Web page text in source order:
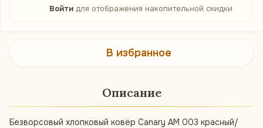
Войти для отображения накопительной скидки
В избранное
Описание
Безворсовый хлопковый ковёр Canary AM 003 красный/